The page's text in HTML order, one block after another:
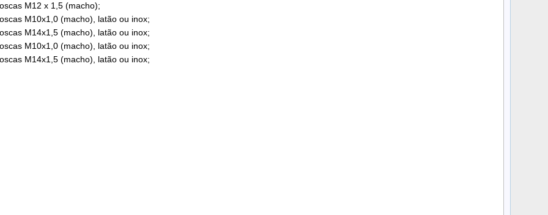
M12 x 1,5 (macho);
M10x1,0 (macho), latão ou inox;
M14x1,5 (macho), latão ou inox;
M10x1,0 (macho), latão ou inox;
M14x1,5 (macho), latão ou inox;